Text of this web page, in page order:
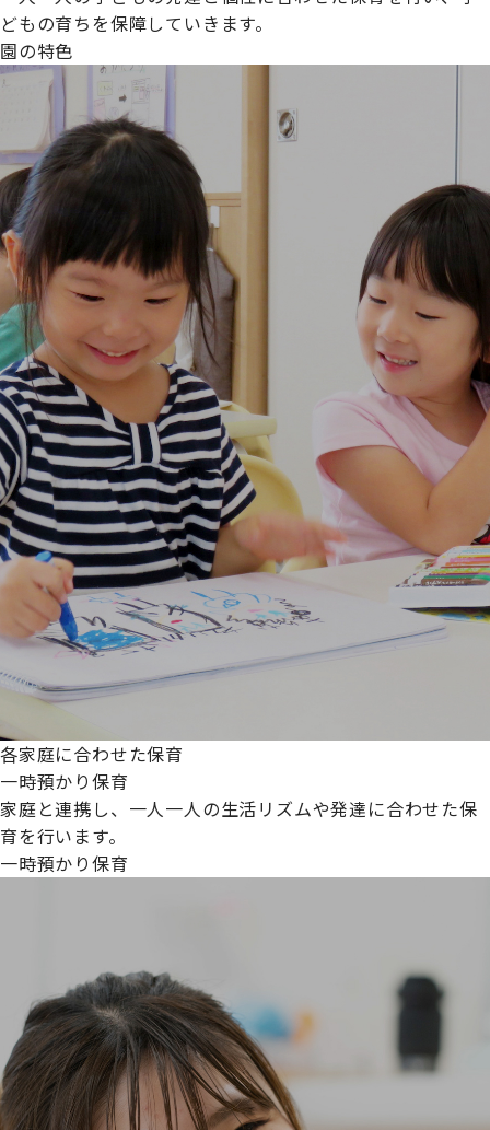
どもの育ちを保障していきます。
園の特色
各家庭に合わせた保育
一時預かり保育
家庭と連携し、一人一人の生活リズムや発達に合わせた保
育を行います。
一時預かり保育